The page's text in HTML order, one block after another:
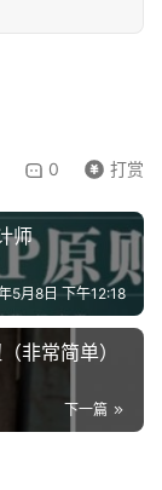
0 打赏
师
5月8日 下午12:18
非常简单）
下一篇